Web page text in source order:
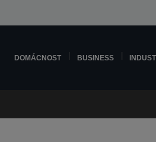
DOMÁCNOST BUSINESS